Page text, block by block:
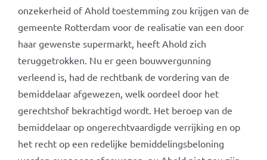
onzekerheid of Ahold toestemming zou krijgen van de
gemeente Rotterdam voor de realisatie van een door
haar gewenste supermarkt, heeft Ahold zich
teruggetrokken. Nu er geen bouwvergunning
verleend is, had de rechtbank de vordering van de
bemiddelaar afgewezen, welk oordeel door het
gerechtshof bekrachtigd wordt. Het beroep van de
bemiddelaar op ongerechtvaardigde verrijking en op
het recht op een redelijke bemiddelingsbeloning